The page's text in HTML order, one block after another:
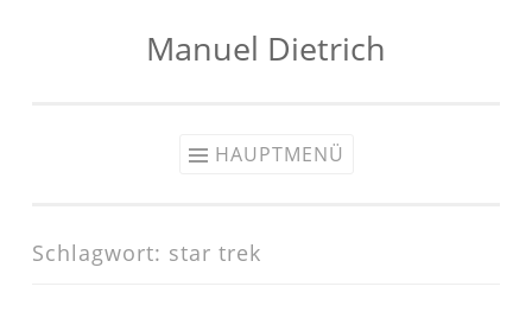
Manuel Dietrich
HAUPTMENÜ
Schlagwort: star trek